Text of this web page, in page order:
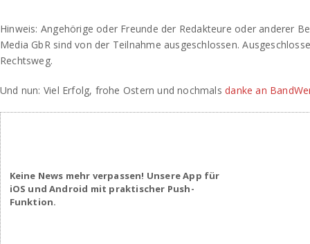
Hinweis: Angehörige oder Freunde der Redakteure oder anderer
Media GbR sind von der Teilnahme ausgeschlossen.
Rechtsweg.
Und nun: Viel Erfolg, frohe Ostern und nochmalsdanke an
Keine News mehr verpassen! Unsere App für
iOS und Android mit praktischer Push-
Funktion.